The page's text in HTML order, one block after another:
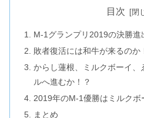
目次
M-1グランプリ2019の決勝進
敗者復活には和牛が来るのか
からし蓮根、ミルクボーイ、
ルへ進むか！？
2019年のM-1優勝はミルクボ
まとめ